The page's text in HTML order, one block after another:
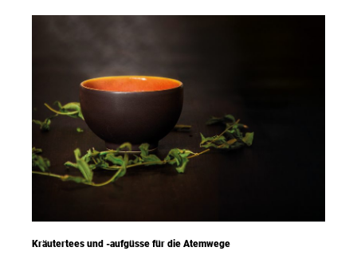
Kräutertees und -aufgüsse für die Atemwege